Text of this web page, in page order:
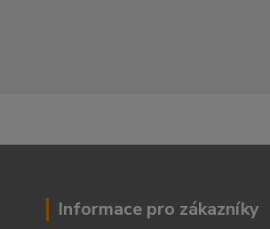
Informace pro zákazníky